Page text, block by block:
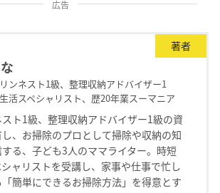
広告
著者
ンネスト1級、整理収納アドバイザー1
活スペシャリスト、歴20年業スーマニア
ト1級、整理収納アドバイザー1級の資
、お掃除のプロとして掃除や収納の知
る、子ども3人のママライター。時短
ャリストを受講し、家事や仕事で忙し
簡単にできるお掃除方法」を得意とす